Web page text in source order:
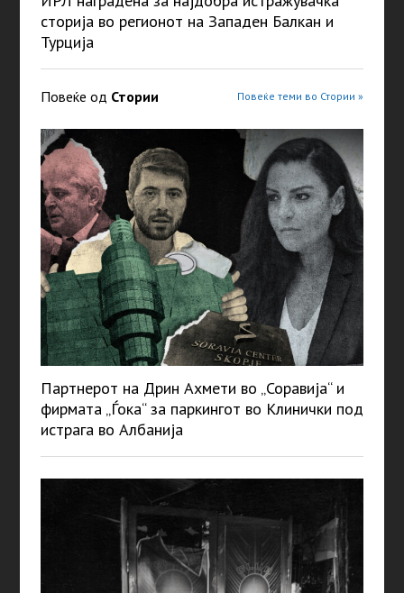
сторија во регионот на Западен Балкан и
Турција
Повеќе од Стории Повеќе теми во Стории »
Партнерот на Дрин Ахмети во „Соравија“ и
фирмата „Ѓока“ за паркингот во Клинички под
истрага во Албанија